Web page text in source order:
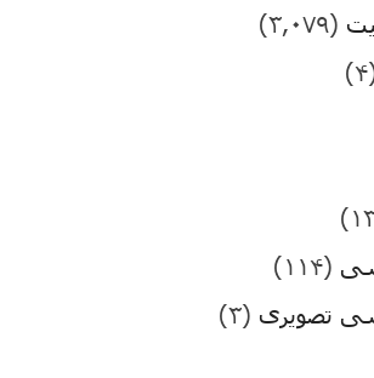
(۳,۰۷۹)
(۱۱۴)
تصویری (۳)